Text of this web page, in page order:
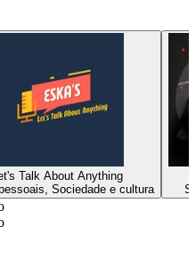
Talk About Anything
Sociedade e cultura